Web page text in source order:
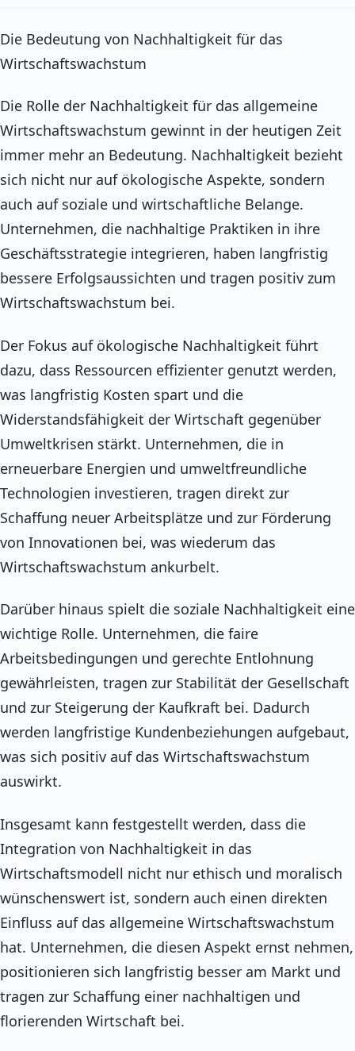
Die Bedeutung von Nachhaltigkeit für das
Wirtschaftswachstum
Die Rolle der Nachhaltigkeit für das allgemeine
Wirtschaftswachstum gewinnt in der heutigen Zeit
immer mehr an Bedeutung. Nachhaltigkeit bezieht
sich nicht nur auf ökologische Aspekte, sondern
auch auf soziale und wirtschaftliche Belange.
Unternehmen, die nachhaltige Praktiken in ihre
Geschäftsstrategie integrieren, haben langfristig
bessere Erfolgsaussichten und tragen positiv zum
Wirtschaftswachstum bei.
Der Fokus auf ökologische Nachhaltigkeit führt
dazu, dass Ressourcen effizienter genutzt werden,
was langfristig Kosten spart und die
Widerstandsfähigkeit der Wirtschaft gegenüber
Umweltkrisen stärkt. Unternehmen, die in
erneuerbare Energien und umweltfreundliche
Technologien investieren, tragen direkt zur
Schaffung neuer Arbeitsplätze und zur Förderung
von Innovationen bei, was wiederum das
Wirtschaftswachstum ankurbelt.
Darüber hinaus spielt die soziale Nachhaltigkeit eine
wichtige Rolle. Unternehmen, die faire
Arbeitsbedingungen und gerechte Entlohnung
gewährleisten, tragen zur Stabilität der Gesellschaft
und zur Steigerung der Kaufkraft bei. Dadurch
werden langfristige Kundenbeziehungen aufgebaut,
was sich positiv auf das Wirtschaftswachstum
auswirkt.
Insgesamt kann festgestellt werden, dass die
Integration von Nachhaltigkeit in das
Wirtschaftsmodell nicht nur ethisch und moralisch
wünschenswert ist, sondern auch einen direkten
Einfluss auf das allgemeine Wirtschaftswachstum
hat. Unternehmen, die diesen Aspekt ernst nehmen,
positionieren sich langfristig besser am Markt und
tragen zur Schaffung einer nachhaltigen und
florierenden Wirtschaft bei.